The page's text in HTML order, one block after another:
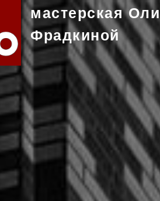
мастерская Оли
Фрадкиной